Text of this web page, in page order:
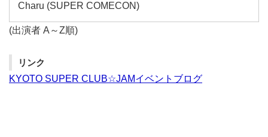
Charu (SUPER COMECON)
(出演者 A～Z順)
リンク
KYOTO SUPER CLUB☆JAMイベントブログ